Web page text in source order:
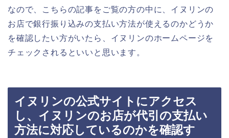
なので、こちらの記事をご覧の方の中に、イヌリンの
お店で銀行振り込みの支払い方法が使えるのかどうか
を確認したい方がいたら、イヌリンのホームページを
チェックされるといいと思います。
イヌリンの公式サイトにアクセス
し、イヌリンのお店が代引の支払い
方法に対応しているのかを確認す